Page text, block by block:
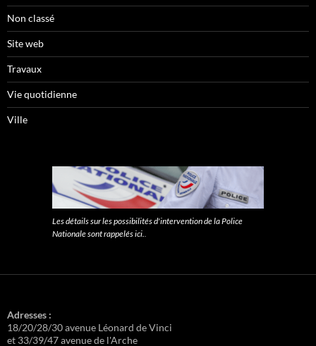
Non classé
Site web
Travaux
Vie quotidienne
Ville
Les détails sur les possibilités d'intervention de la Police
Nationale sont rappelés ici..
Adresses :
18/20/28/30 avenue Léonard de Vinci
et 33/39/47 avenue de l'Arche